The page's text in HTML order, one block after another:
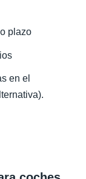
plazo
en el